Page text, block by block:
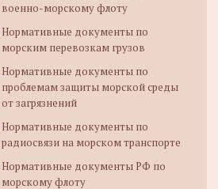
военно-морскому флоту
Нормативные документы по
морским перевозкам грузов
Нормативные документы по
проблемам защиты морской среды
от загрязнений
Нормативные документы по
радиосвязи на морском транспорте
Нормативные документы РФ по
морскому флоту